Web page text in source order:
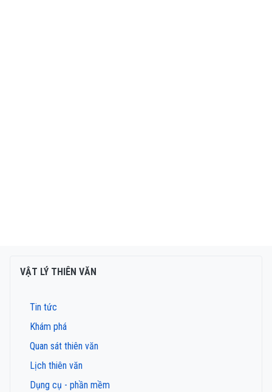
VẬT LÝ THIÊN VĂN
Tin tức
Khám phá
Quan sát thiên văn
Lịch thiên văn
Dụng cụ - phần mềm